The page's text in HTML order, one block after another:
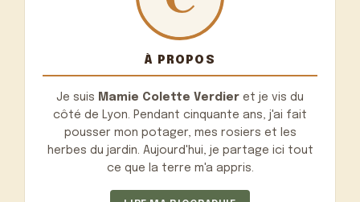
À PROPOS
Je suis Mamie Colette Verdier et je vis du
côté de Lyon. Pendant cinquante ans, j'ai fait
pousser mon potager, mes rosiers et les
herbes du jardin. Aujourd'hui, je partage ici tout
ce que la terre m'a appris.